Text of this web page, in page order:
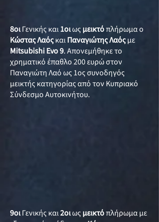
8οιΓενικής και1οιωςμεικτόπλήρωμα ο
Κώστας ΛαόςκαιΠαναγιώτης Λαόςμε
Mitsubishi Evo 9. Απονεμήθηκε το
χρηματικό έπαθλο 200 ευρώ στον
Παναγιώτη Λαό ως 1ος συνοδηγός
μεικτής κατηγορίας από τον Κυπριακό
Σύνδεσμο Αυτοκινήτου.
9οιΓενικής και2οιωςμεικτόπλήρωμα με